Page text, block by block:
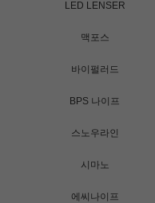
LED LENSER
맥포스
바이펄러드
BPS 나이프
스노우라인
시마노
에씨나이프